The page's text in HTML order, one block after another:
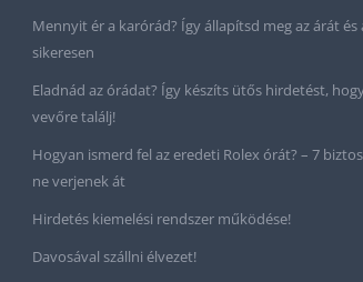
Mennyit ér a karórád? Így állapítsd meg az árát és
sikeresen
Eladnád az órádat? Így készíts ütős hirdetést,
vevőre találj!
Hogyan ismerd fel az eredeti Rolex órát? – 7
ne verjenek át
Hirdetés kiemelési rendszer működése!
Davosával szállni élvezet!